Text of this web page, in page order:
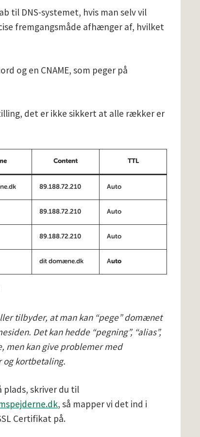
til DNS-systemet, hvis man selv vil
fremgangsmåde afhænger af, hvilket
og en CNAME, som peger på
det er ikke sikkert at alle rækker er
Content TTL
89.188.72.210 Auto
89.188.72.210 Auto
89.188.72.210 Auto
dit domæne.dk Auto
tilbyder, at man kan “pege” domænet
Det kan hedde “pegning”, “alias”,
men kan give problemer med
og kortbetaling.
plads, skriver du til
, så mapper vi det ind i
Certifikat på.